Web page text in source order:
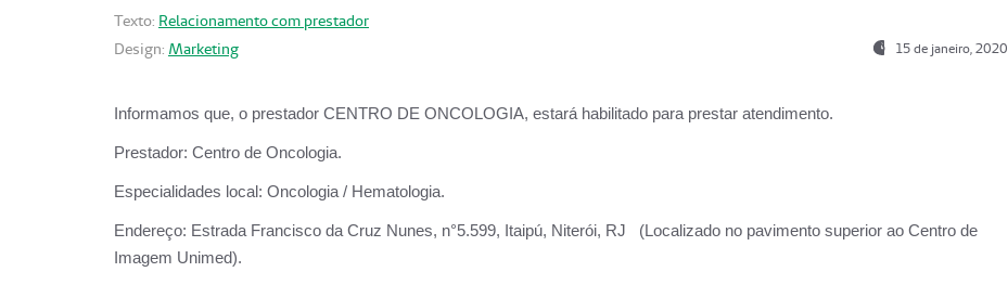
Texto: Relacionamento com prestador
Design: Marketing 15 de janeiro, 2020
Informamos que, o prestador CENTRO DE ONCOLOGIA, estará habilitado para prestar atendimento.
Prestador: Centro de Oncologia.
Especialidades local: Oncologia / Hematologia.
Endereço: Estrada Francisco da Cruz Nunes, n°5.599, Itaipú, Niterói, RJ (Localizado no pavimento superior ao Centro de
Imagem Unimed).